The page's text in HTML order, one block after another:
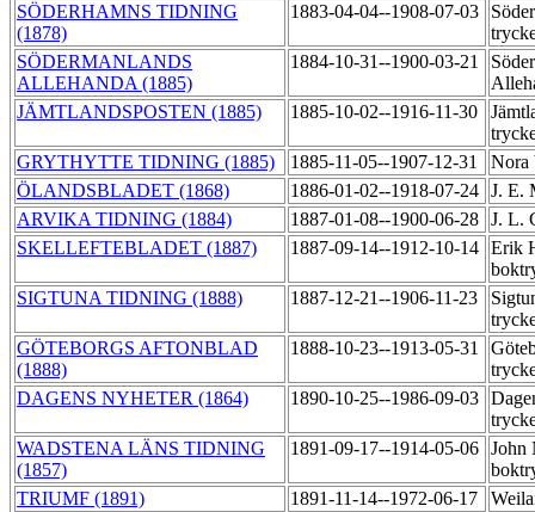
SÖDERHAMNS TIDNING
(1878)
1883-04-04--1908-07-03
SÖDERMANLANDS
ALLEHANDA (1885)
1884-10-31--1900-03-21
JÄMTLANDSPOSTEN (1885)
1885-10-02--1916-11-30
GRYTHYTTE TIDNING (1885)
1885-11-05--1907-12-31
Nora
ÖLANDSBLADET (1868)
1886-01-02--1918-07-24 J. E.
ARVIKA TIDNING (1884)
1887-01-08--1900-06-28 J. L.
SKELLEFTEBLADET (1887)
1887-09-14--1912-10-14 Erik
SIGTUNA TIDNING (1888)
1887-12-21--1906-11-23
GÖTEBORGS AFTONBLAD
(1888)
1888-10-23--1913-05-31
DAGENS NYHETER (1864)
1890-10-25--1986-09-03
WADSTENA LÄNS TIDNING
(1857)
1891-09-17--1914-05-06 John
TRIUMF (1891)
1891-11-14--1972-06-17